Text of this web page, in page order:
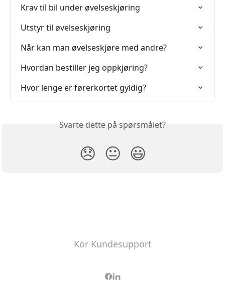
Krav til bil under øvelseskjøring
Utstyr til øvelseskjøring
Når kan man øvelseskjøre med andre?
Hvordan bestiller jeg oppkjøring?
Hvor lenge er førerkortet gyldig?
Svarte dette på spørsmålet?
😞 😐 😃
Kör Kundesupport